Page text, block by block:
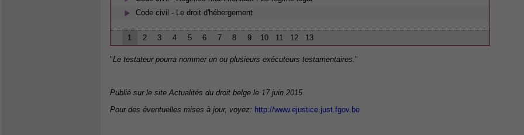
Code civil - Le droit d'hébergement
1 2 3 4 5 6 7 8 9 10 11 12 13
"Le testateur pourra nommer un ou plusieurs exécuteurs testamentaires. "
Publié sur le site Actualités du droit belge le 17 juin 2015.
Pour des éventuelles mises à jour, voyez: http://www.ejustice.just.fgov.be